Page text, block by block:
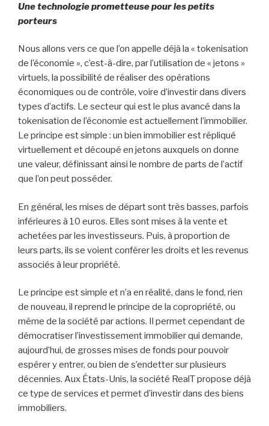
Une technologie prometteuse pour les petits
porteurs
Nous allons vers ce que l’on appelle déjà la « tokenisation
de l’économie », c’est-à-dire, par l’utilisation de « jetons »
virtuels, la possibilité de réaliser des opérations
économiques ou de contrôle, voire d’investir dans divers
types d’actifs. Le secteur qui est le plus avancé dans la
tokenisation de l’économie est actuellement l’immobilier.
Le principe est simple : un bien immobilier est répliqué
virtuellement et découpé en jetons auxquels on donne
une valeur, définissant ainsi le nombre de parts de l’actif
que l’on peut posséder.
En général, les mises de départ sont très basses, parfois
inférieures à 10 euros. Elles sont mises à la vente et
achetées par les investisseurs. Puis, à proportion de
leurs parts, ils se voient conférer les droits et les revenus
associés à leur propriété.
Le principe est simple et n’a en réalité, dans le fond, rien
de nouveau, il reprend le principe de la copropriété, ou
même de la société par actions. Il permet cependant de
démocratiser l’investissement immobilier qui demande,
aujourd’hui, de grosses mises de fonds pour pouvoir
espérer y entrer, ou bien de s’endetter sur plusieurs
décennies. Aux États-Unis, la société RealT propose déjà
ce type de services et permet d’investir dans des biens
immobiliers.